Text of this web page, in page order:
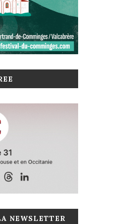
NEWSLETTER